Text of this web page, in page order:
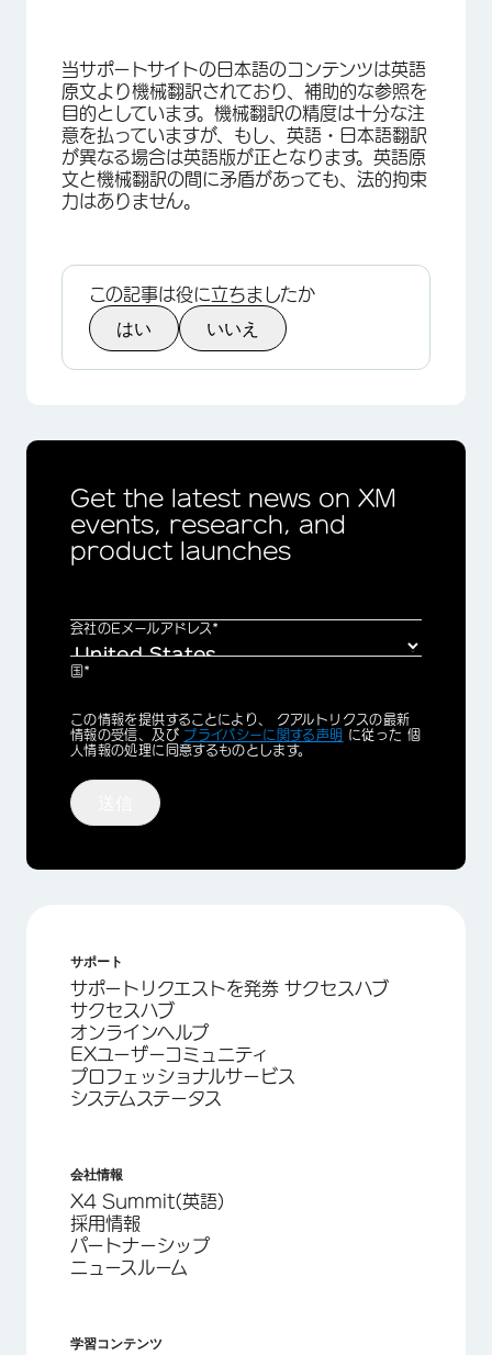
×
当サポートサイトの日本語のコンテンツは英語
原文より機械翻訳されており、補助的な参照を
目的としています。機械翻訳の精度は十分な注
意を払っていますが、もし、英語・日本語翻訳
が異なる場合は英語版が正となります。英語原
文と機械翻訳の間に矛盾があっても、法的拘束
力はありません。
この記事は役に立ちましたか
はい いいえ
Get the latest news on XM
events, research, and
product launches
会社のEメールアドレス*
国*
Privacy
Optin
この情報を提供することにより、 クアルトリクスの最新
情報の受信、及び プライバシーに関する声明 に従った 個
人情報の処理に同意するものとします。
サポート
サポートリクエストを発券 サクセスハブ
サクセスハブ
オンラインヘルプ
EXユーザーコミュニティ
プロフェッショナルサービス
システムステータス
会社情報
X4 Summit(英語)
採用情報
パートナーシップ
ニュースルーム
学習コンテンツ